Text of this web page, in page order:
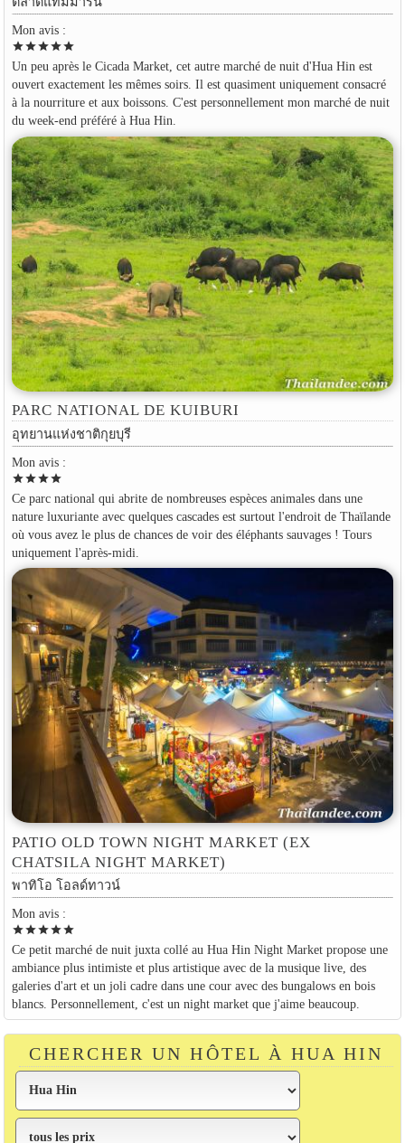
Mon avis :
starstarstarstarstar
Un peu après le Cicada Market, cet autre marché de nuit d'Hua Hin est
ouvert exactement les mêmes soirs. Il est quasiment uniquement consacré
à la nourriture et aux boissons. C'est personnellement mon marché de nuit
du week-end préféré à Hua Hin.
PARC NATIONAL DE KUIBURI
อุทยานแห่งชาติกุยบุรี
Mon avis :
starstarstarstar
Ce parc national qui abrite de nombreuses espèces animales dans une
nature luxuriante avec quelques cascades est surtout l'endroit de Thaïlande
où vous avez le plus de chances de voir des éléphants sauvages ! Tours
uniquement l'après-midi.
PATIO OLD TOWN NIGHT MARKET (EX
CHATSILA NIGHT MARKET)
พาทิโอ โอลด์ทาวน์
Mon avis :
starstarstarstarstar
Ce petit marché de nuit juxta collé au Hua Hin Night Market propose une
ambiance plus intimiste et plus artistique avec de la musique live, des
galeries d'art et un joli cadre dans une cour avec des bungalows en bois
blancs. Personnellement, c'est un night market que j'aime beaucoup.
CHERCHER UN HÔTEL À HUA HIN